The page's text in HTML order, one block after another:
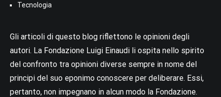
Tecnologia
Gli articoli di questo blog riflettono le opinioni degli
autori. La Fondazione Luigi Einaudi li ospita nello spirito
del confronto tra opinioni diverse sempre in nome del
principi del suo eponimo conoscere per deliberare. Essi,
pertanto, non impegnano in alcun modo la Fondazione.